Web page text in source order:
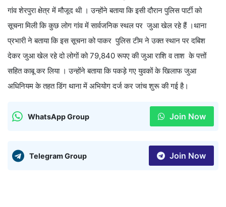
गांव शेरपुरा क्षेत्र में मौजूद थी । उन्होंने बताया कि इसी दौरान पुलिस पार्टी को
सूचना मिली कि कुछ लोग गांव में सार्वजनिक स्थल पर जुआ खेल रहे हैं ।थाना
प्रभारी ने बताया कि इस सूचना को पाकर पुलिस टीम ने उक्त स्थान पर दबिश
देकर जुआ खेल रहे दो लोगों को 79,840 रूपए की जुआ राशि व ताश के पत्तों
सहित काबू कर लिया । उन्होंने बताया कि पकड़े गए युवकों के खिलाफ जुआ
अधिनियम के तहत डिंग थाना में अभियोग दर्ज कर जांच शुरू की गई है।
WhatsApp Group Join Now
Telegram Group Join Now